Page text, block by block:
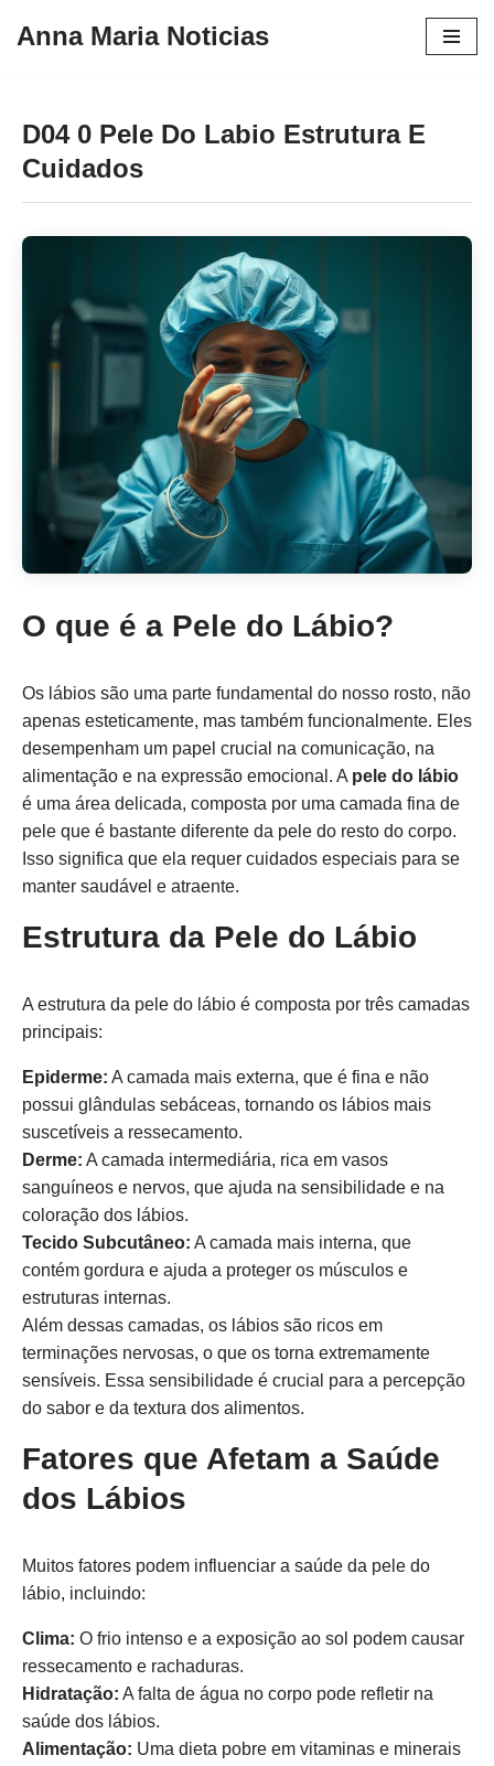
conteúdo
Anna Maria Noticias
D04 0 Pele Do Labio Estrutura E
Cuidados
O que é a Pele do Lábio?
Os lábios são uma parte fundamental do nosso rosto, não
apenas esteticamente, mas também funcionalmente. Eles
desempenham um papel crucial na comunicação, na
alimentação e na expressão emocional. A pele do lábio
é uma área delicada, composta por uma camada fina de
pele que é bastante diferente da pele do resto do corpo.
Isso significa que ela requer cuidados especiais para se
manter saudável e atraente.
Estrutura da Pele do Lábio
A estrutura da pele do lábio é composta por três camadas
principais:
Epiderme: A camada mais externa, que é fina e não
possui glândulas sebáceas, tornando os lábios mais
suscetíveis a ressecamento.
Derme: A camada intermediária, rica em vasos
sanguíneos e nervos, que ajuda na sensibilidade e na
coloração dos lábios.
Tecido Subcutâneo: A camada mais interna, que
contém gordura e ajuda a proteger os músculos e
estruturas internas.
Além dessas camadas, os lábios são ricos em
terminações nervosas, o que os torna extremamente
sensíveis. Essa sensibilidade é crucial para a percepção
do sabor e da textura dos alimentos.
Fatores que Afetam a Saúde
dos Lábios
Muitos fatores podem influenciar a saúde da pele do
lábio, incluindo:
Clima: O frio intenso e a exposição ao sol podem causar
ressecamento e rachaduras.
Hidratação: A falta de água no corpo pode refletir na
saúde dos lábios.
Alimentação: Uma dieta pobre em vitaminas e minerais